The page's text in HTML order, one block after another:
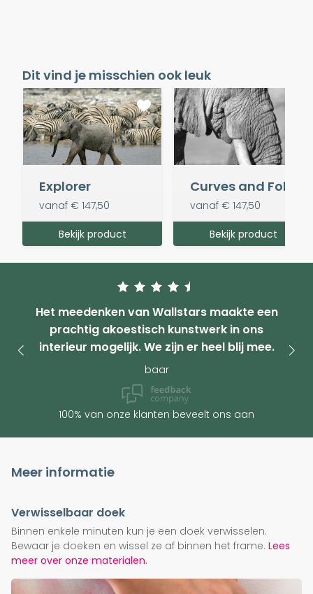
Dit vind je misschien ook leuk
Explorer
vanaf € 147,50
Bekijk product
vanaf € 147,50
Bekijk product
Het meedenken van Wallstars maakte een
prachtig akoestisch kunstwerk in ons
interieur mogelijk. We zijn er heel blij mee.
baar
100% van onze klanten beveelt ons aan
Meer informatie
Verwisselbaar doek
Binnen enkele minuten kun je een doek verwisselen.
Bewaar je doeken en wissel ze af binnen het frame. Lees
meer over onze materialen.